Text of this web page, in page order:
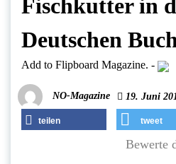
Fischkutter in
Deutschen
Add to Flipboard Magazine. -
NO-Magazine 19. Juni
teilen tweet
Bewerte